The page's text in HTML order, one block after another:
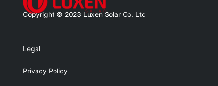
Copyright © 2023 Luxen Solar Co. Ltd
Legal
Privacy Policy